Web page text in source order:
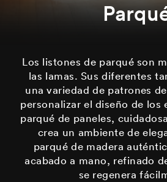
Los listones de parqué son
las lamas. Sus diferentes
una variedad de patrones
personalizar el diseño de los
parqué de paneles,
crea un ambiente de
parqué de madera
acabado a mano, refinado
se regenera